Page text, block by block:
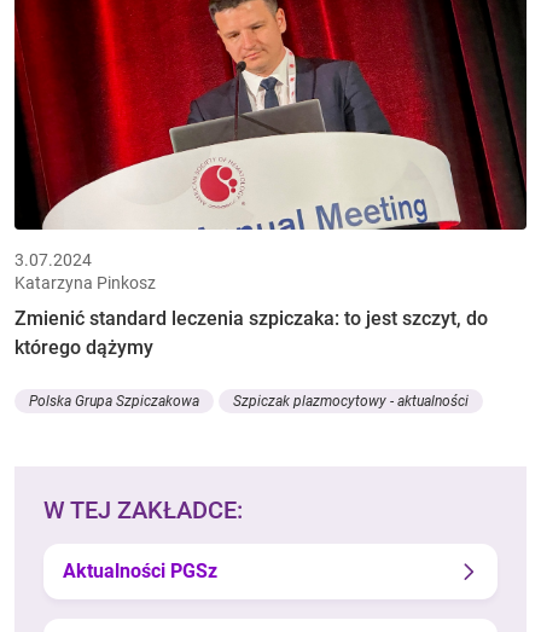
3.07.2024
Katarzyna Pinkosz
Zmienić standard leczenia szpiczaka: to jest szczyt, do
którego dążymy
Polska Grupa Szpiczakowa Szpiczak plazmocytowy - aktualności
W TEJ ZAKŁADCE:
Aktualności PGSz